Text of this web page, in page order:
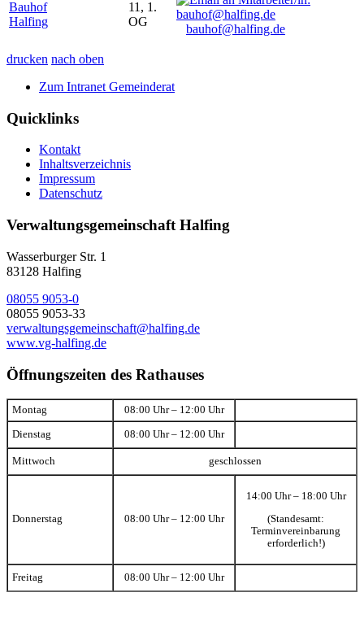
Bauhof
Halfing
11, 1.
OG
bauhof@halfing.de
drucken nach oben
Zum Intranet Gemeinderat
Quicklinks
Kontakt
Inhaltsverzeichnis
Impressum
Datenschutz
Verwaltungsgemeinschaft Halfing
Wasserburger Str. 1
83128 Halfing
08055 9053-0
08055 9053-33
verwaltungsgemeinschaft@halfing.de
www.vg-halfing.de
Öffnungszeiten des Rathauses
Montag 08:00 Uhr – 12:00 Uhr
Dienstag 08:00 Uhr – 12:00 Uhr
Mittwoch geschlossen
Donnerstag 08:00 Uhr – 12:00 Uhr
14:00 Uhr – 18:00 Uhr
(Standesamt:
Terminvereinbarung
erforderlich!)
Freitag 08:00 Uhr – 12:00 Uhr